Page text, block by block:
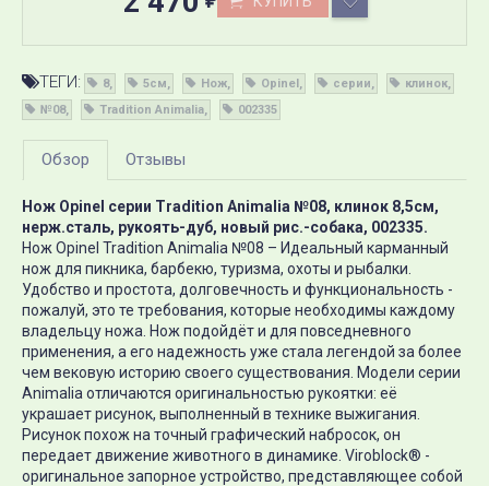
ТЕГИ: 8 5см Нож Opinel серии
клинок
№08
Tradition Animalia 002335
Обзор Отзывы
Нож Opinel серии Tradition Animalia №08, клинок 8,5см,
нерж.сталь, рукоять-дуб, новый рис.-собака, 002335.
Нож Opinel Tradition Animalia №08 – Идеальный карманный
нож для пикника, барбекю, туризма, охоты и рыбалки.
Удобство и простота, долговечность и функциональность -
пожалуй, это те требования, которые необходимы каждому
владельцу ножа. Нож подойдёт и для повседневного
применения, а его надежность уже стала легендой за более
чем вековую историю своего существования. Модели серии
Animalia отличаются оригинальностью рукоятки: её
украшает рисунок, выполненный в технике выжигания.
Рисунок похож на точный графический набросок, он
передает движение животного в динамике. Viroblock® -
оригинальное запорное устройство, представляющее собой